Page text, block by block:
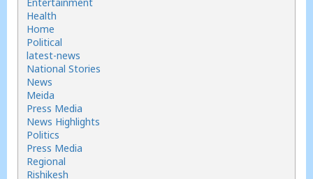
Health
Home
Political
latest-news
National Stories
News
Meida
Press Media
News Highlights
Politics
Press Media
Regional
Rishikesh